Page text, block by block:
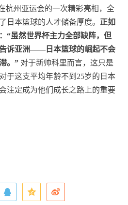
杭州亚运会的一次精彩亮相，全
日本篮球的人才储备厚度。 正如
“虽然世界杯主力全部缺阵，但
诉亚洲——日本篮球的崛起不会
。” 对于新帅科里而言，这只是
于这支平均年龄不到25岁的日本
注定成为他们成长之路上的重要